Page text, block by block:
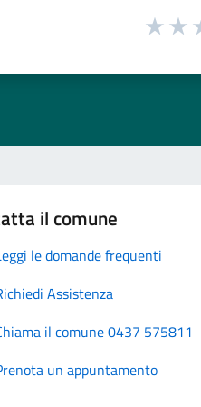
il comune
le domande frequenti
Assistenza
il comune 0437 575811
un appuntamento